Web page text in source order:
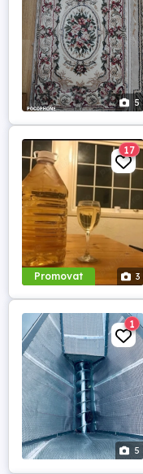
5
Promovat 3
17
5
1